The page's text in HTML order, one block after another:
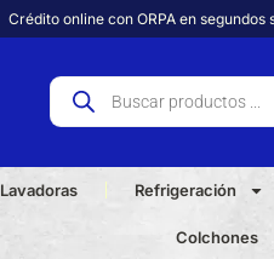
Crédito online con ORPA en segundos
Lavadoras Refrigeración
Colchones